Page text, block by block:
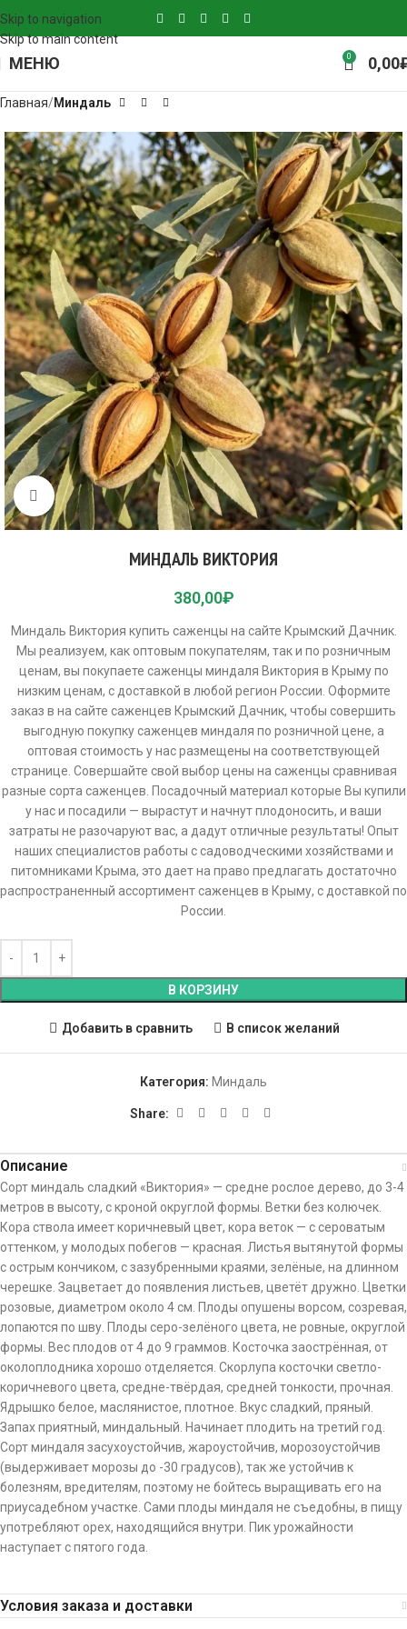
Skip to navigation
Skip to main content
МЕНЮ 0 0,00
Главная Миндаль
Click to enlarge
МИНДАЛЬ ВИКТОРИЯ
380,00₽
Миндаль Виктория купить саженцы на сайте Крымский Дачник.
Мы реализуем, как оптовым покупателям, так и по розничным
ценам, вы покупаете саженцы миндаля Виктория в Крыму по
низким ценам, с доставкой в любой регион России. Оформите
заказ в на сайте саженцев Крымский Дачник, чтобы совершить
выгодную покупку саженцев миндаля по розничной цене, а
оптовая стоимость у нас размещены на соответствующей
странице. Совершайте свой выбор цены на саженцы сравнивая
разные сорта саженцев. Посадочный материал которые Вы купили
у нас и посадили — вырастут и начнут плодоносить, и ваши
затраты не разочаруют вас, а дадут отличные результаты! Опыт
наших специалистов работы с садоводческими хозяйствами и
питомниками Крыма, это дает на право предлагать достаточно
распространенный ассортимент саженцев в Крыму, с доставкой по
России.
В КОРЗИНУ
Добавить в сравнить В список желаний
Категория: Миндаль
Share:
Описание
Сорт миндаль сладкий «Виктория» — средне рослое дерево, до 3-4
метров в высоту, с кроной округлой формы. Ветки без колючек.
Кора ствола имеет коричневый цвет, кора веток — с сероватым
оттенком, у молодых побегов — красная. Листья вытянутой формы
с острым кончиком, с зазубренными краями, зелёные, на длинном
черешке. Зацветает до появления листьев, цветёт дружно. Цветки
розовые, диаметром около 4 см. Плоды опушены ворсом, созревая,
лопаются по шву. Плоды серо-зелёного цвета, не ровные, округлой
формы. Вес плодов от 4 до 9 граммов. Косточка заострённая, от
околоплодника хорошо отделяется. Скорлупа косточки светло-
коричневого цвета, средне-твёрдая, средней тонкости, прочная.
Ядрышко белое, маслянистое, плотное. Вкус сладкий, пряный.
Запах приятный, миндальный. Начинает плодить на третий год.
Сорт миндаля засухоустойчив, жароустойчив, морозоустойчив
(выдерживает морозы до -30 градусов), так же устойчив к
болезням, вредителям, поэтому не бойтесь выращивать его на
приусадебном участке. Сами плоды миндаля не съедобны, в пищу
употребляют орех, находящийся внутри. Пик урожайности
наступает с пятого года.
Условия заказа и доставки